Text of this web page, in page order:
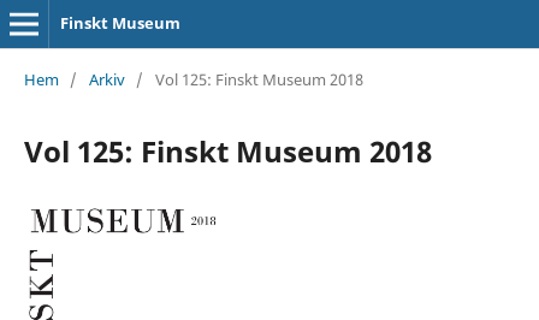
Finskt Museum
Hem / Arkiv / Vol 125: Finskt Museum 2018
Vol 125: Finskt Museum 2018